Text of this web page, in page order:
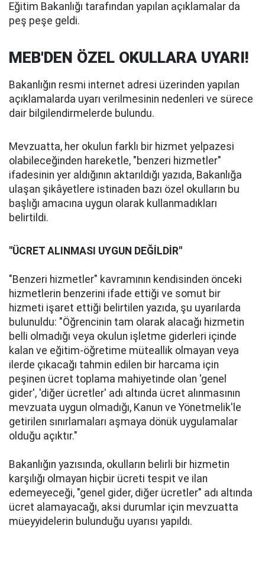
Eğitim Bakanlığı tarafından yapılan açıklamalar da
peş peşe geldi.
MEB'DEN ÖZEL OKULLARA UYARI!
Bakanlığın resmi internet adresi üzerinden yapılan
açıklamalarda uyarı verilmesinin nedenleri ve sürece
dair bilgilendirmelerde bulundu.
Mevzuatta, her okulun farklı bir hizmet yelpazesi
olabileceğinden hareketle, "benzeri hizmetler"
ifadesinin yer aldığının aktarıldığı yazıda, Bakanlığa
ulaşan şikâyetlere istinaden bazı özel okulların bu
başlığı amacına uygun olarak kullanmadıkları
belirtildi.
"ÜCRET ALINMASI UYGUN DEĞİLDİR"
"Benzeri hizmetler" kavramının kendisinden önceki
hizmetlerin benzerini ifade ettiği ve somut bir
hizmeti işaret ettiği belirtilen yazıda, şu uyarılarda
bulunuldu: "Öğrencinin tam olarak alacağı hizmetin
belli olmadığı veya okulun işletme giderleri içinde
kalan ve eğitim-öğretime müteallik olmayan veya
ilerde çıkacağı tahmin edilen bir harcama için
peşinen ücret toplama mahiyetinde olan 'genel
gider', 'diğer ücretler' adı altında ücret alınmasının
mevzuata uygun olmadığı, Kanun ve Yönetmelik'le
getirilen sınırlamaları aşmaya dönük uygulamalar
olduğu açıktır."
Bakanlığın yazısında, okulların belirli bir hizmetin
karşılığı olmayan hiçbir ücreti tespit ve ilan
edemeyeceği, "genel gider, diğer ücretler" adı altında
ücret alamayacağı, aksi durumlar için mevzuatta
müeyyidelerin bulunduğu uyarısı yapıldı.